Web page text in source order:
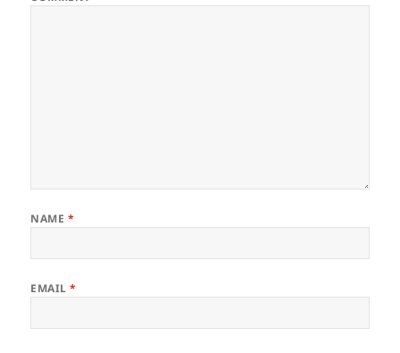
NAME *
EMAIL*